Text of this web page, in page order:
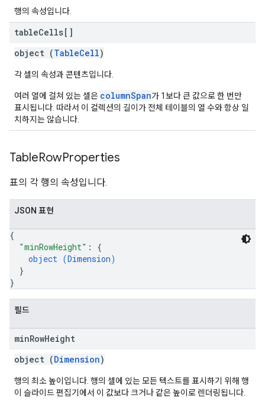
행의 속성입니다.
tableCells[]
object (TableCell)
각 셀의 속성과 콘텐츠입니다.
여러 열에 걸쳐 있는 셀은 columnSpan가 1보다 큰 값으로 한 번만
표시됩니다. 따라서 이 컬렉션의 길이가 전체 테이블의 열 수와 항상 일
치하지는 않습니다.
TableRowProperties
표의 각 행의 속성입니다.
JSON 표현
{
"minRowHeight" : {
object (Dimension)
}
}
필드
minRowHeight
object (Dimension)
행의 최소 높이입니다. 행의 셀에 있는 모든 텍스트를 표시하기 위해 행
이 슬라이드 편집기에서 이 값보다 크거나 같은 높이로 렌더링됩니다.